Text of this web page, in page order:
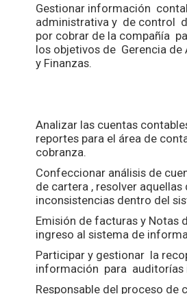
Gestionar información
administrativa y de control
por cobrar de la compañía
los objetivos de Gerencia de
y Finanzas.
Analizar las cuentas
reportes para el área de
cobranza.
Confeccionar análisis de
de cartera , resolver aquellas
inconsistencias dentro del
Emisión de facturas y Notas
ingreso al sistema de
Participar y gestionar la
información para auditorías
Responsable del proceso de